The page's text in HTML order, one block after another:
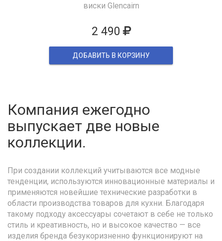
виски Glencairn
2 490
ДОБАВИТЬ В КОРЗИНУ
Компания ежегодно
выпускает две новые
коллекции.
При создании коллекций учитываются все модные
тенденции, используются инновационные материалы и
применяются новейшие технические разработки в
области производства товаров для кухни. Благодаря
такому подходу аксессуары сочетают в себе не только
стиль и креативность, но и высокое качество — все
изделия бренда безукоризненно функционируют на